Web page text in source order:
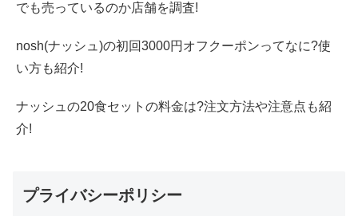
でも売っているのか店舗を調査!
nosh(ナッシュ)の初回3000円オフクーポンってなに?使
い方も紹介!
ナッシュの20食セットの料金は?注文方法や注意点も紹
介!
プライバシーポリシー